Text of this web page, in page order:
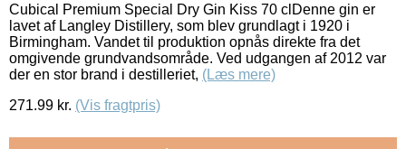
Cubical Premium Special Dry Gin Kiss 70 clDenne gin er
lavet af Langley Distillery, som blev grundlagt i 1920 i
Birmingham. Vandet til produktion opnås direkte fra det
omgivende grundvandsområde. Ved udgangen af 2012 var
der en stor brand i destilleriet, (Læs mere)
271.99 kr. (Vis fragtpris)